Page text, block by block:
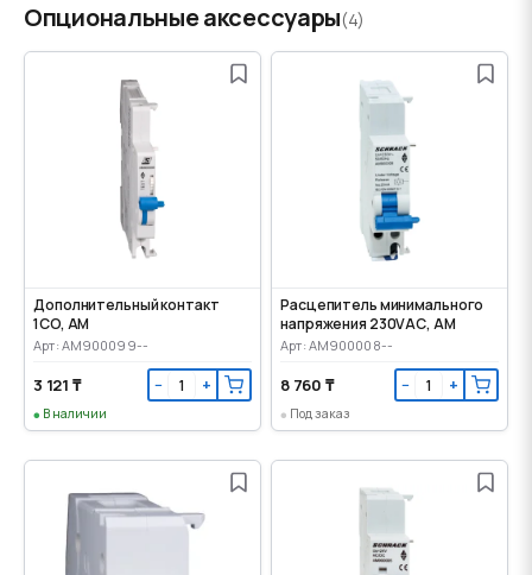
Опциональные аксессуары(4)
Дополнительный контакт
1CO, AM
Арт: AM900099--
3 121 ₸ − +
В наличии
Расцепитель минимального
напряжения 230VАС, AM
Арт: AM900008--
8 760 ₸ − +
Под заказ